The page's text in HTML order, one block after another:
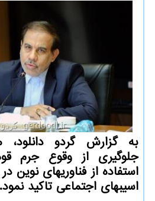
به گزارش گردو
جلوگیری از وقوع جرم
استفاده از فناوریهای نوین
اسیبهای اجتماعی تاکید نمود.